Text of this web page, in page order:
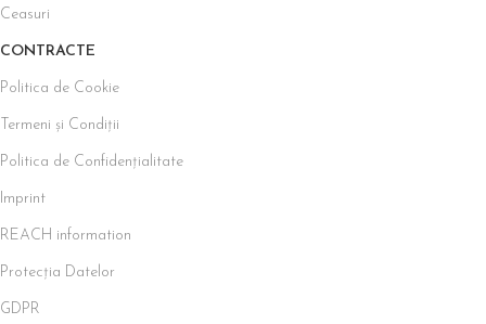
Ceasuri
CONTRACTE
Politica de Cookie
Termeni și Condiții
Politica de Confidențialitate
Imprint
REACH information
Protecția Datelor
GDPR